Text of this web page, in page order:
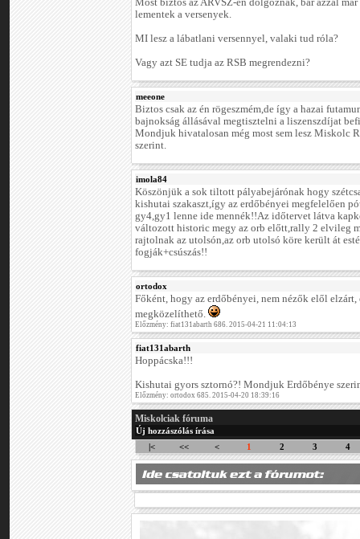
Most biztos az ARVSZ-en dolgoznak, bár azzal
lementek a versenyek.
MI lesz a lábatlani versennyel, valaki tud róla?
Vagy azt SE tudja az RSB megrendezni?
meeone
Biztos csak az én rögeszmém,de így a hazai
bajnokság állásával megtisztelni a liszenszdíjat
Mondjuk hivatalosan még most sem lesz Miskolc
szerint.
imola84
Köszönjük a sok tiltott pályabejárónak hogy
kishutai szakaszt,így az erdőbényei megfelelően
gy4,gy1 lenne ide mennék!!Az időtervet látva
változott historic megy az orb előtt,rally 2 elvileg
rajtolnak az utolsón,az orb utolsó köre került át
fogják+csúszás!!
ortodox
Főként, hogy az erdőbényei, nem nézők elől elzárt,
megközelíthető.
Előzmény: fiat131abarth 686. 2015-04-21 11:04:13
fiat131abarth
Hoppácska!!!
Kishutai gyors sztornó?! Mondjuk Erdőbénye
Előzmény: ortodox 685. 2015-04-20 18:39:16
Miskolciak fóruma
Új hozzászólás írása
|<
<< < 1 2 3 4